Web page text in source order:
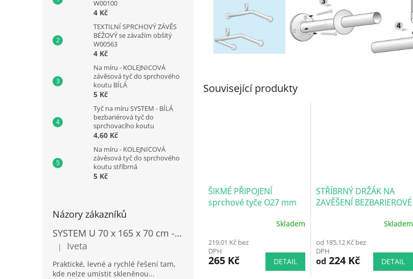
W00100
4 Kč
TEXTILNÍ SPRCHOVÝ ZÁVĚS
BÉŽOVÝ se závažím obšitý
W00563
4 Kč
Na míru - KOLEJNICOVÁ
závěsová tyč do sprchového
koutu BÍLÁ
5 Kč
Tyč na míru SYSTEM - BÍLÁ
bezbariérová tyč do
sprchovacího koutu
4,60 Kč
Na míru - KOLEJNICOVÁ
závěsová tyč do sprchového
koutu stříbrná
5 Kč
Názory zákazníků
SYSTEM U 70 x 165 x 70 cm -trojstranná STŘÍBRNÁ bezbariérová tyč do sprchového koutu
Hodnocení produktu je 5 z 5 hvězdiček.
| Iveta
Praktické, levné a rychlé řešení tam,
kde nelze umístit skleněnou...
Související produkty
ŠIKMÉ PŘIPOJENÍ
sprchové tyče O27 mm
Skladem
219,01 Kč bez
DPH
265 Kč DETAIL
STŘÍBRNÝ DRŽÁK NA
ZAVĚŠENÍ BEZBARIEROVÉ
produktu
je
5,0
Skladem
od 185,12 Kč bez
DPH
od 224 Kč DETAIL